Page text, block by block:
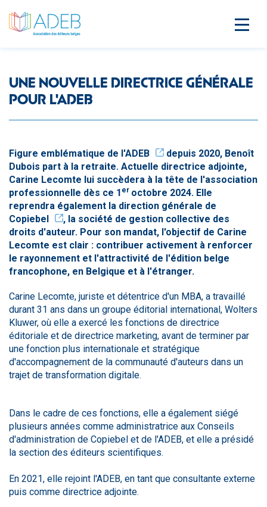
UNE NOUVELLE DIRECTRICE GÉNÉRALE
POUR L'ADEB
Figure emblématique de l'ADEB
depuis 2020, Benoît
Dubois part à la retraite. Actuelle directrice adjointe,
Carine Lecomte lui succèdera à la tête de l'association
professionnelle dès ce 1 er octobre 2024. Elle
reprendra également la direction générale de
Copiebel
, la société de gestion collective des
droits d'auteur. Pour son mandat, l'objectif de Carine
Lecomte est clair : contribuer activement à renforcer
le rayonnement et l'attractivité de l'édition belge
francophone, en Belgique et à l'étranger.
Carine Lecomte, juriste et détentrice d'un MBA, a travaillé
durant 31 ans dans un groupe éditorial international, Wolters
Kluwer, où elle a exercé les fonctions de directrice
éditoriale et de directrice marketing, avant de terminer par
une fonction plus internationale et stratégique
d'accompagnement de la communauté d'auteurs dans un
trajet de transformation digitale.
Dans le cadre de ces fonctions, elle a également siégé
plusieurs années comme administratrice aux Conseils
d'administration de Copiebel et de l'ADEB, et elle a présidé
la section des éditeurs scientifiques.
En 2021, elle rejoint l'ADEB, en tant que consultante externe
puis comme directrice adjointe.